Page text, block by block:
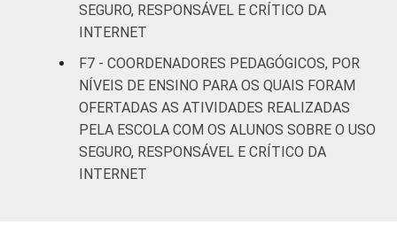
Educação
Profissional
2
PORTE
Até 50
matrículas
40
SEGURO, RESPONSÁVEL E CRÍTICO DA
INTERNET
F7 - COORDENADORES PEDAGÓGICOS, POR
NÍVEIS DE ENSINO PARA OS QUAIS FORAM
OFERTADAS AS ATIVIDADES REALIZADAS
PELA ESCOLA COM OS ALUNOS SOBRE O USO
SEGURO, RESPONSÁVEL E CRÍTICO DA
INTERNET